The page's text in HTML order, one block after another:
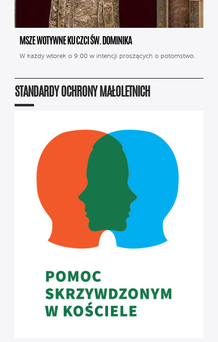
MSZE WOTYWNE KU CZCI ŚW. DOMINIKA
W każdy wtorek o 9:00 w intencji proszących o potomstwo.
STANDARDY OCHRONY MAŁOLETNICH